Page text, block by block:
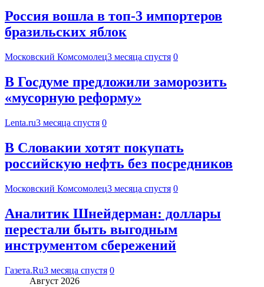
Россия вошла в топ-3 импортеров
бразильских яблок
Московский Комсомолец3 месяца спустя 0
В Госдуме предложили заморозить
«мусорную реформу»
Lenta.ru3 месяца спустя 0
В Словакии хотят покупать
российскую нефть без посредников
Московский Комсомолец3 месяца спустя 0
Аналитик Шнейдерман: доллары
перестали быть выгодным
инструментом сбережений
Газета.Ru3 месяца спустя 0
Август 2026